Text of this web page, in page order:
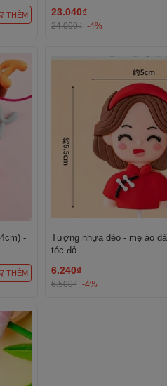
THÊM 23.040₫
24.000₫ -4%
-
THÊM
Tượng nhựa dẻo - mẹ áo
tóc đỏ.
6.240₫
6.500₫ -4%